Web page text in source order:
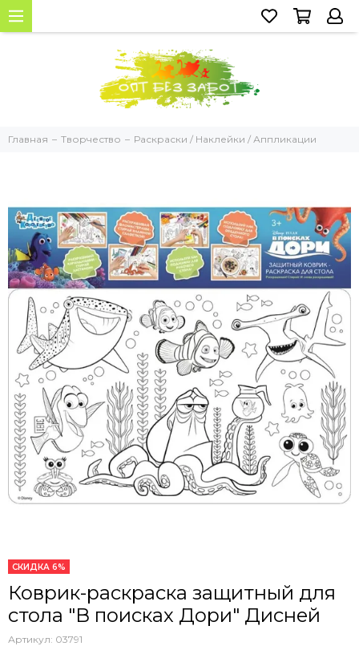
Главная Творчество Раскраски / Наклейки / Аппликации
СКИДКА 6%
Коврик-раскраска защитный для
стола "В поисках Дори" Дисней
Артикул: 03791